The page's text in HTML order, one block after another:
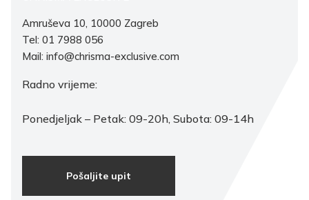
Amruševa 10, 10000 Zagreb
Tel: 01 7988 056
Mail: info@chrisma-exclusive.com
Radno vrijeme:
Ponedjeljak – Petak: 09-20h, Subota: 09-14h
Pošaljite upit